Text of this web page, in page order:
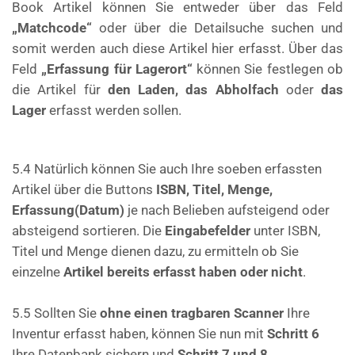
Book Artikel können Sie entweder über das Feld
„Matchcode“ oder über die Detailsuche suchen und
somit werden auch diese Artikel hier erfasst. Über das
Feld „Erfassung für Lagerort“ können Sie festlegen ob
die Artikel für den Laden, das Abholfach oder das
Lager erfasst werden sollen.
5.4 Natürlich können Sie auch Ihre soeben erfassten
Artikel über die Buttons ISBN, Titel, Menge,
Erfassung(Datum) je nach Belieben aufsteigend oder
absteigend sortieren. Die Eingabefelder unter ISBN,
Titel und Menge dienen dazu, zu ermitteln ob Sie
einzelne Artikel bereits erfasst haben oder nicht.
5.5 Sollten Sie ohne einen tragbaren Scanner Ihre
Inventur erfasst haben, können Sie nun mit Schritt 6